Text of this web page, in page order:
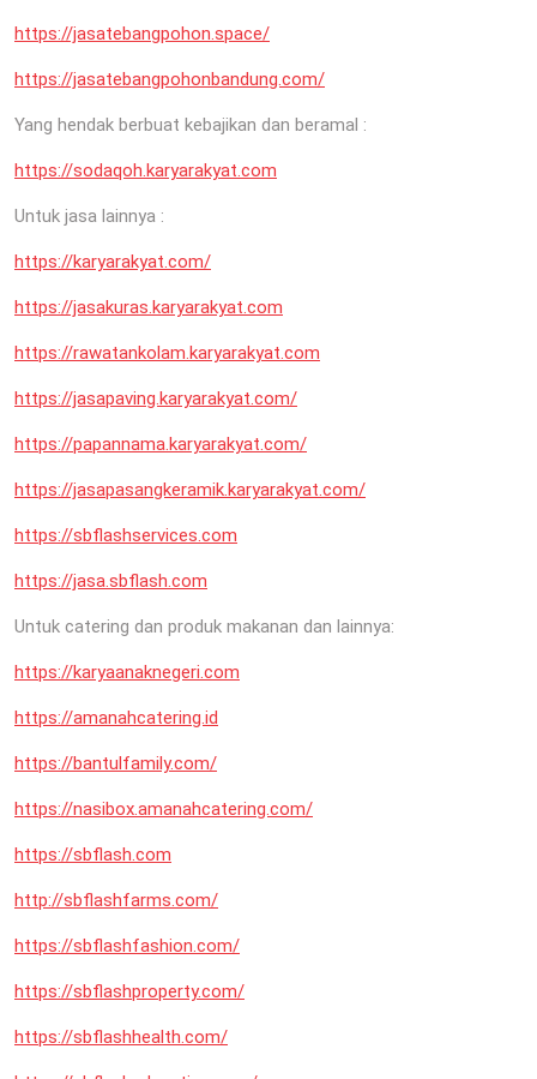
https://jasatebangpohon.space/
https://jasatebangpohonbandung.com/
Yang hendak berbuat kebajikan dan beramal :
https://sodaqoh.karyarakyat.com
Untuk jasa lainnya :
https://karyarakyat.com/
https://jasakuras.karyarakyat.com
https://rawatankolam.karyarakyat.com
https://jasapaving.karyarakyat.com/
https://papannama.karyarakyat.com/
https://jasapasangkeramik.karyarakyat.com/
https://sbflashservices.com
https://jasa.sbflash.com
Untuk catering dan produk makanan dan lainnya:
https://karyaanaknegeri.com
https://amanahcatering.id
https://bantulfamily.com/
https://nasibox.amanahcatering.com/
https://sbflash.com
http://sbflashfarms.com/
https://sbflashfashion.com/
https://sbflashproperty.com/
https://sbflashhealth.com/